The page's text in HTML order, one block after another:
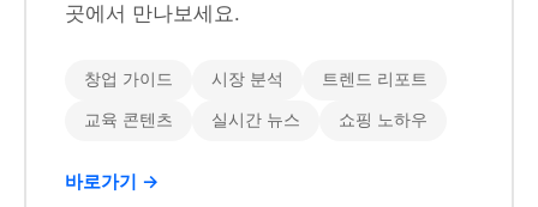
곳에서 만나보세요.
창업 가이드 시장 분석 트렌드 리포트
교육 콘텐츠 실시간 뉴스 쇼핑 노하우
바로가기 →